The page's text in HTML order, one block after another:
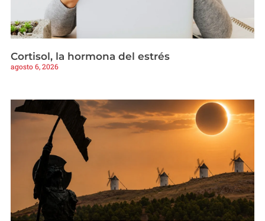
Cortisol, la hormona del estrés
agosto 6, 2026